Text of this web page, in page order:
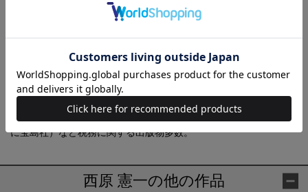
株式会社UFPF代表取締役、西原会計事務所代表。税理士、ファイ
ナンシャルプランナー（CFP）、1級ファイナンシャル・プランニ
ング技能士。大阪府で生まれる。大阪市立大学商学部卒業、2000
年に独立。税務に関するコンサルティング、相続・事業承継設
計、資産運用などお金にまつわるアドバイスを、多数の顧客への
実務として日々行う。金融機関などのさまざまな金融セミナーの
講師としても活躍。『損をしない裏ワザ満載！ 賢い相続の教科
書』『相続税を“0”（ゼロ）にする賢い生前贈与の教科書』（とも
に宝島社）など税務に関する出版物多数。
西原 憲一の他の作品